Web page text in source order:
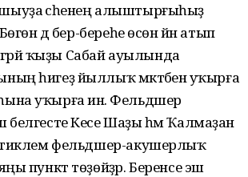
әсәһенең алыштырғыһыҙ
дә бер-береһе өсөн йән атып
ҡыҙы Сабай ауылында
һигеҙ йыллыҡ мәктәбенә уҡырға
уҡырға инә. Фельдшер
Кесе Шаҙы һәм Ҡалмаҙан
тиклем фельдшер-акушерлыҡ
пункт төҙөйҙәр. Беренсе эш